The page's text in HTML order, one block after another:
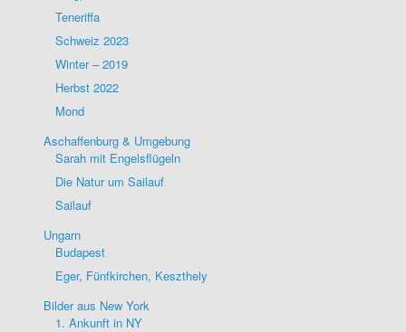
Teneriffa
Schweiz 2023
Winter – 2019
Herbst 2022
Mond
Aschaffenburg & Umgebung
Sarah mit Engelsflügeln
Die Natur um Sailauf
Sailauf
Ungarn
Budapest
Eger, Fünfkirchen, Keszthely
Bilder aus New York
1. Ankunft in NY